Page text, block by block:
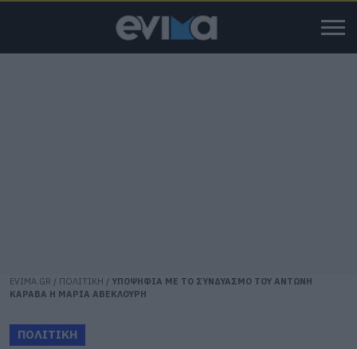
EVIMA.GR / ΠΟΛΙΤΙΚΗ / ΥΠΟΨΗΦΙΑ ΜΕ ΤΟ ΣΥΝΔΥΑΣΜΟ ΤΟΥ ΑΝΤΩΝΗ
ΚΑΡΑΒΑ Η ΜΑΡΙΑ ΑΒΕΚΛΟΥΡΗ
ΠΟΛΙΤΙΚΗ